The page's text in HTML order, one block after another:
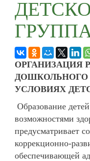
ОРГАНИЗАЦИЯ
ДОШКОЛЬНОГО
УСЛОВИЯХ
Образование
возможностями
предусматривает
коррекционно-
обеспечивающей